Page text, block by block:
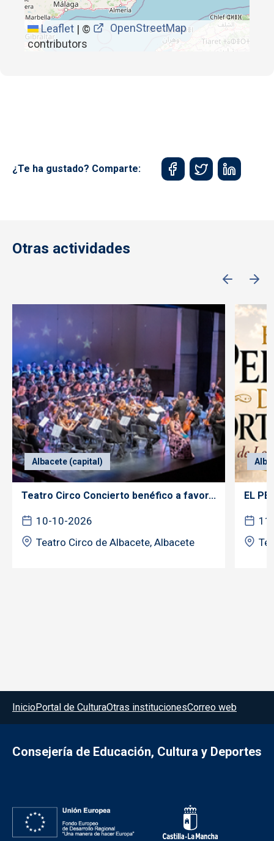
Leaflet | ©
OpenStreetMap
contributors
¿Te ha gustado? Comparte:
Otras actividades
Albacete (capital)
Teatro Circo Concierto benéfico a favor...
10-10-2026
Teatro Circo de Albacete, Albacete
EL
Menú del pie
InicioPortal de CulturaOtras institucionesCorreo web
Consejería de Educación, Cultura y Deportes